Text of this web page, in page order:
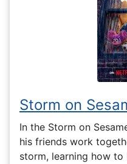
Storm on
In the Storm on
his friends work
storm, learning how to